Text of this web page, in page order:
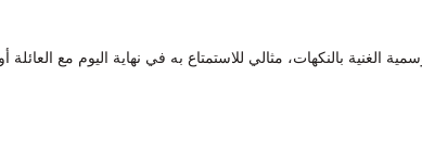
الغنية بالنكهات، مثالي للاستمتاع به في نهاية اليوم مع